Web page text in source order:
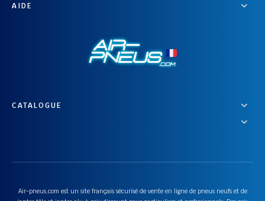
AIDE
CATALOGUE
Air-pneus.com est un site français sécurisé de vente en ligne de pneus neufs et de